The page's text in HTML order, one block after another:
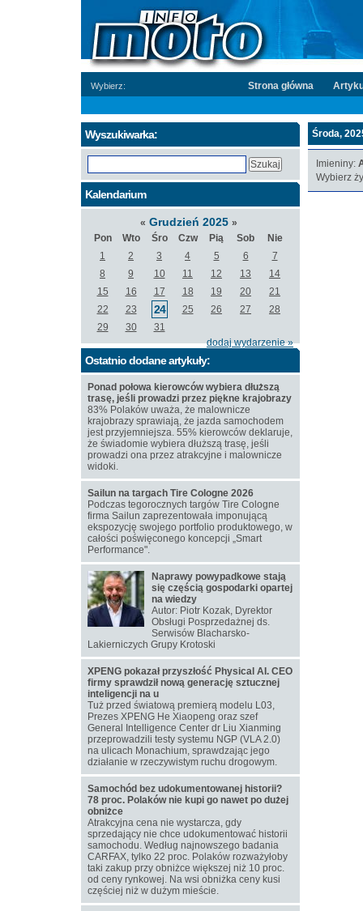
Wybierz: Strona główna
Środa,
Imieniny:
Wybierz
Wyszukiwarka:
Kalendarium
« Grudzień 2025 »
Pon
Wto Śro Czw Pią Sob
Nie
1
2 3 4 5 6
7
8
9 10 11 12 13
14
15
16 17 18 19 20
21
22
23 24 25 26 27
28
29
30
31
dodaj wydarzenie »
Ostatnio dodane artykuły:
Ponad połowa kierowców wybiera dłuższą
trasę, jeśli prowadzi przez piękne krajobrazy
83% Polaków uważa, że malownicze
krajobrazy sprawiają, że jazda samochodem
jest przyjemniejsza. 55% kierowców deklaruje,
że świadomie wybiera dłuższą trasę, jeśli
prowadzi ona przez atrakcyjne i malownicze
widoki.
Sailun na targach Tire Cologne 2026
Podczas tegorocznych targów Tire Cologne
firma Sailun zaprezentowała imponującą
ekspozycję swojego portfolio produktowego, w
całości poświęconego koncepcji „Smart
Performance".
Naprawy powypadkowe stają
się częścią gospodarki opartej
na wiedzy
Autor: Piotr Kozak, Dyrektor
Obsługi Posprzedażnej ds.
Serwisów Blacharsko-
Lakierniczych Grupy Krotoski
XPENG pokazał przyszłość Physical AI. CEO
firmy sprawdził nową generację sztucznej
inteligencji na u
Tuż przed światową premierą modelu L03,
Prezes XPENG He Xiaopeng oraz szef
General Intelligence Center dr Liu Xianming
przeprowadzili testy systemu NGP (VLA 2.0)
na ulicach Monachium, sprawdzając jego
działanie w rzeczywistym ruchu drogowym.
Samochód bez udokumentowanej historii?
78 proc. Polaków nie kupi go nawet po dużej
obniżce
Atrakcyjna cena nie wystarcza, gdy
sprzedający nie chce udokumentować historii
samochodu. Według najnowszego badania
CARFAX, tylko 22 proc. Polaków rozważyłoby
taki zakup przy obniżce większej niż 10 proc.
od ceny rynkowej. Na wsi obniżka ceny kusi
częściej niż w dużym mieście.